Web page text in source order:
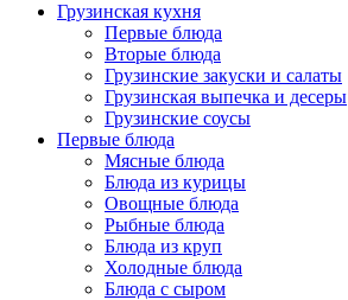
Грузинская кухня
Первые блюда
Вторые блюда
Грузинские закуски и салаты
Грузинская выпечка и десеры
Грузинские соусы
Первые блюда
Мясные блюда
Блюда из курицы
Овощные блюда
Рыбные блюда
Блюда из круп
Холодные блюда
Блюда с сыром